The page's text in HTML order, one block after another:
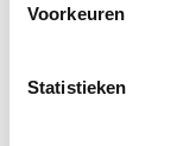
Voorkeuren
Statistieken
2.85